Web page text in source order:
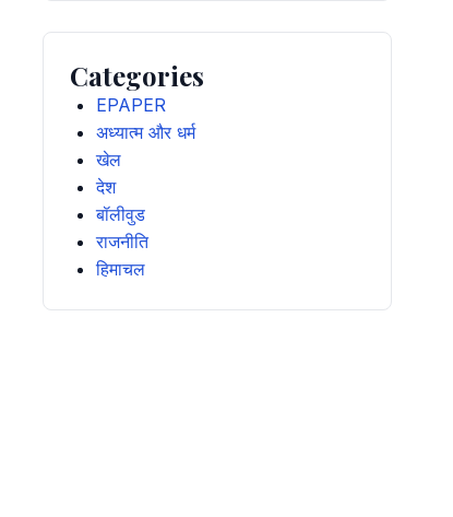
Categories
EPAPER
अध्यात्म और धर्म
खेल
देश
बॉलीवुड
राजनीति
हिमाचल